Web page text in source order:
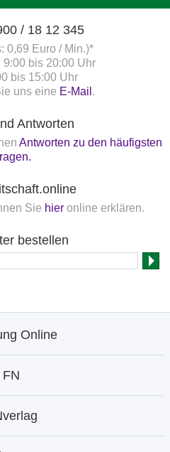
/ 18 12 345
0,69 Euro / Min.)*
9:00 bis 20:00 Uhr
bis 15:00 Uhr
uns eine E-Mail .
Antworten
Antworten zu den häufigsten
Sie hier online erklären.
bestellen
Online
FN